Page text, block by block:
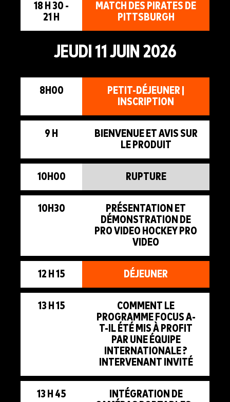
18 H 30 -
21 H
MATCH DES PIRATES DE
PITTSBURGH
JEUDI 11 JUIN 2026
8H00
PETIT-DÉJEUNER |
INSCRIPTION
9 H
BIENVENUE ET AVIS SUR
LE PRODUIT
10H00 RUPTURE
10H30
PRÉSENTATION ET
DÉMONSTRATION DE
PRO VIDEO HOCKEY PRO
VIDEO
12 H 15 DÉJEUNER
13 H 15
COMMENT LE
PROGRAMME FOCUS A-
T-IL ÉTÉ MIS À PROFIT
PAR UNE ÉQUIPE
INTERNATIONALE ?
INTERVENANT INVITÉ
13 H 45
INTÉGRATION DE